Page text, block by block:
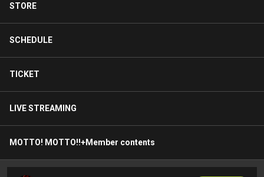
STORE
SCHEDULE
TICKET
LIVE STREAMING
MOTTO! MOTTO!!+Member contents